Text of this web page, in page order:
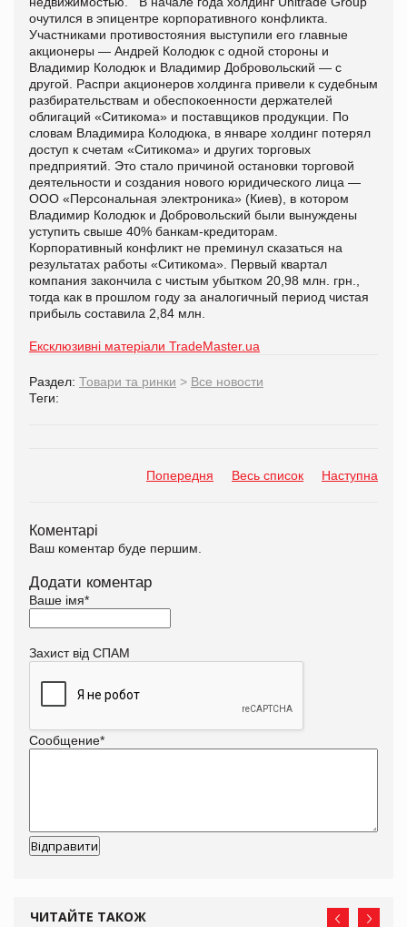
очутился в эпицентре корпоративного конфликта.
Участниками противостояния выступили его главные
акционеры — Андрей Колодюк с одной стороны и
Владимир Колодюк и Владимир Добровольский — с
другой. Распри акционеров холдинга привели к судебным
разбирательствам и обеспокоенности держателей
облигаций «Ситикома» и поставщиков продукции. По
словам Владимира Колодюка, в январе холдинг потерял
доступ к счетам «Ситикома» и других торговых
предприятий. Это стало причиной остановки торговой
деятельности и создания нового юридического лица —
ООО «Персональная электроника» (Киев), в котором
Владимир Колодюк и Добровольский были вынуждены
уступить свыше 40% банкам-кредиторам.
Корпоративный конфликт не преминул сказаться на
результатах работы «Ситикома». Первый квартал
компания закончила с чистым убытком 20,98 млн. грн.,
тогда как в прошлом году за аналогичный период чистая
прибыль составила 2,84 млн.
Ексклюзивні матеріали TradeMaster.ua
Раздел: Товари та ринки > Все новости
Теги:
Попередня Весь список Наступна
Коментарі
Ваш коментар буде першим.
Додати коментар
Ваше імя*
Захист від СПАМ
Сообщение*
ЧИТАЙТЕ ТАКОЖ